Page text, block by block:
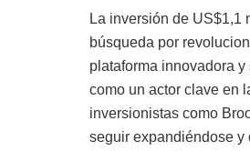
La inversión de US$1,1
búsqueda por
plataforma innovadora
como un actor clave en
inversionistas como
seguir expandiéndose y